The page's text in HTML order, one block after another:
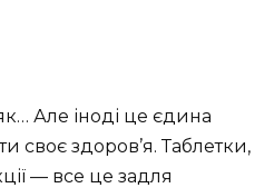
як… Але іноді це єдина
своє здоров’я. Таблетки,
— все це задля